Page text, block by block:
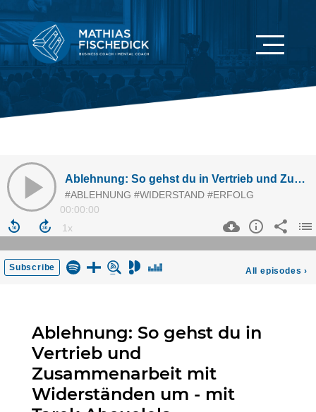
Ablehnung: So gehst du in
Vertrieb und
Zusammenarbeit mit
Widerständen um - mit